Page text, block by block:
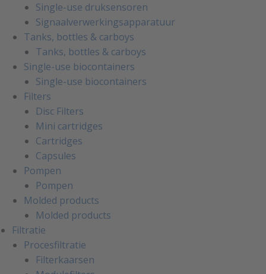
Single-use druksensoren
Signaalverwerkingsapparatuur
Tanks, bottles & carboys
Tanks, bottles & carboys
Single-use biocontainers
Single-use biocontainers
Filters
Disc Filters
Mini cartridges
Cartridges
Capsules
Pompen
Pompen
Molded products
Molded products
Filtratie
Procesfiltratie
Filterkaarsen